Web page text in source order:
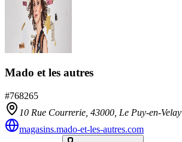
Mado et les autres
#768265
10 Rue Courrerie, 43000 Le Puy-en-Velay
magasins.mado-et-les-autres.com